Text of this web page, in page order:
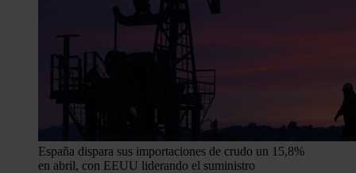
España dispara sus importaciones de crudo un 15,8%
en abril, con EEUU liderando el suministro